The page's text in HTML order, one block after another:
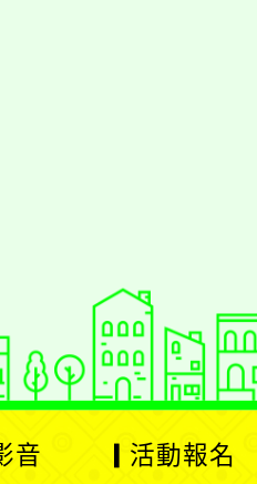
音 活動報名